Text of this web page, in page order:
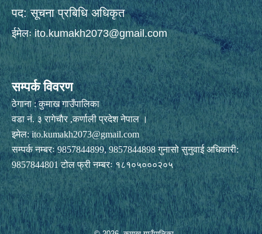
पद: सूचना प्रबिधि अधिकृत
ईमेलःito.kumakh2073@gmail.com
सम्पर्क विवरण
ठेगाना : कुमाख गाउँपालिका
वडा नं. ३ रागेचाैर ,कर्णाली प्रदेश नेपाल ।
इमेल:ito.kumakh2073@gmail.com
सम्पर्क नम्बरः 9857844899, 9857844898 गुनासो सुनुवाई अधिकारी:
9857844801 टोल फ्री नम्बरः १८१०५०००२०५